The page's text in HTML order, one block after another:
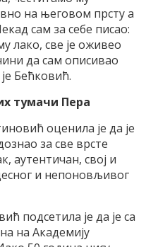
на његовом прсту а
сам за себе писао:
лако, све је оживео
да сам описивао
Бећковић.
тумачи Пера
оценила је да је
за све врсте
аутентичан, свој и
и непоновљивог
подсетила је да је са
на Академију